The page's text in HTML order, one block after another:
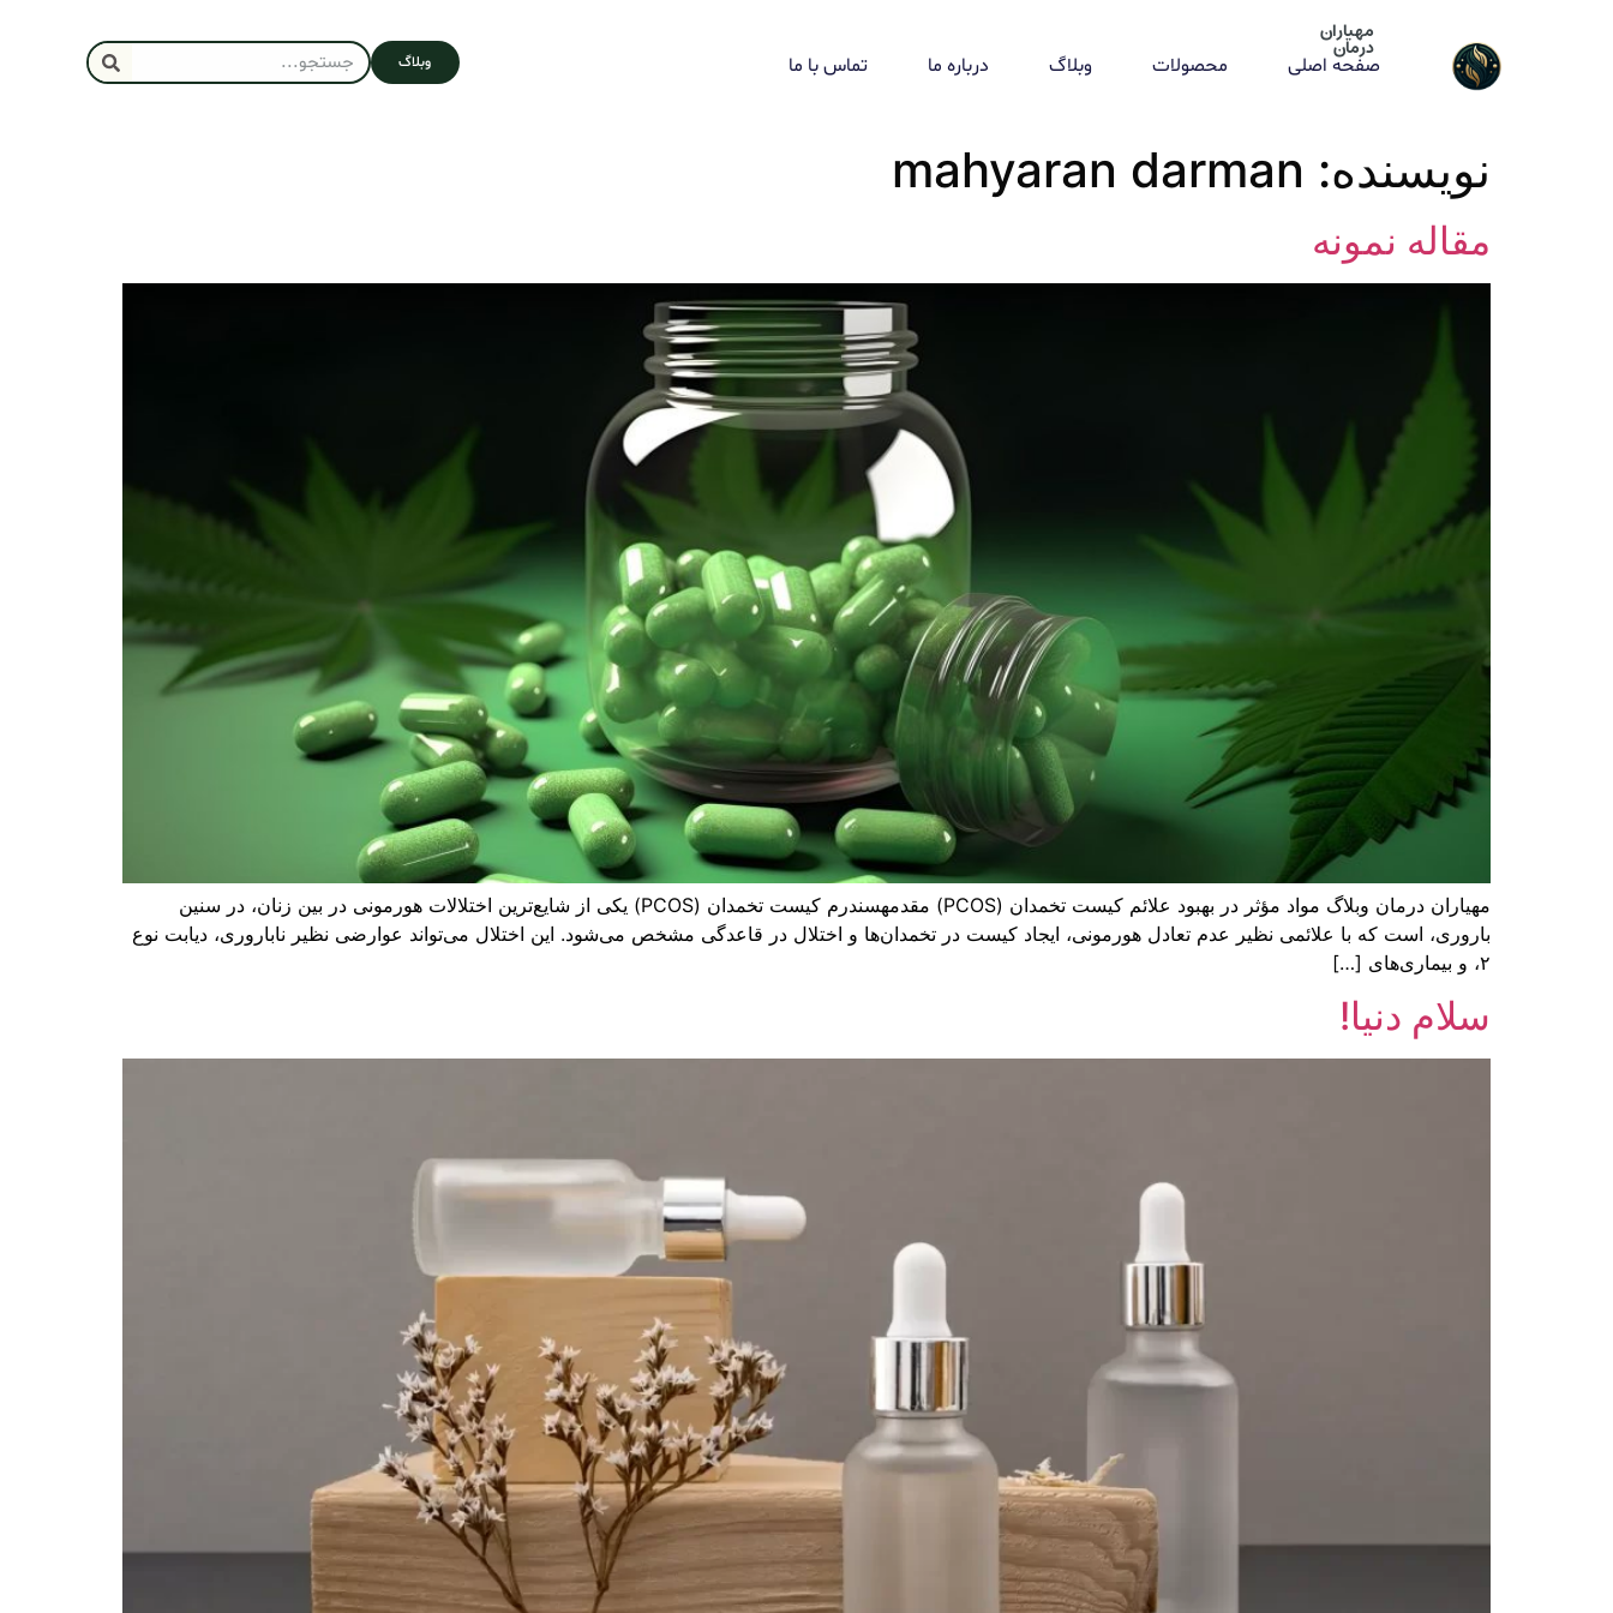
مهیاران
درمان
صفحه اصلی محصولات وبلاگ درباره ما تماس با ما وبلاگ
نویسنده: mahyaran darman
مقاله نمونه
مهیاران درمان وبلاگ مواد مؤثر در بهبود علائم کیست تخمدان (PCOS) مقدمهسندرم کیست تخمدان (PCOS) یکی از شایع‌ترین اختلالات هورمونی در بین زنان، در سنین
باروری، است که با علائمی نظیر عدم تعادل هورمونی، ایجاد کیست در تخمدان‌ها و اختلال در قاعدگی مشخص می‌شود. این اختلال می‌تواند عوارضی نظیر ناباروری، دیابت نوع
۲، و بیماری‌های […]
سلام دنیا!